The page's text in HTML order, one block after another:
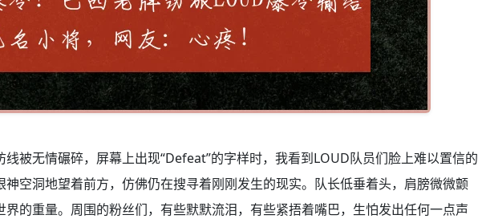
线被无情碾碎，屏幕上出现“Defeat”的字样时，我看到LOUD队员们脸上难以置信的
神空洞地望着前方，仿佛仍在搜寻着刚刚发生的现实。队长低垂着头，肩膀微微颤
的重量。周围的粉丝们，有些默默流泪，有些紧捂着嘴巴，生怕发出任何一点声